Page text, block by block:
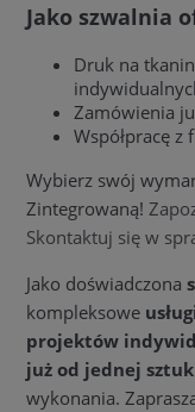
Jako szwalnia
Druk na
Zamówienia
Współpracę z
Wybierz swój
Zintegrowaną!
Skontaktuj się w
Jako doświadczona
kompleksowe
projektów
już od jednej
wykonania.